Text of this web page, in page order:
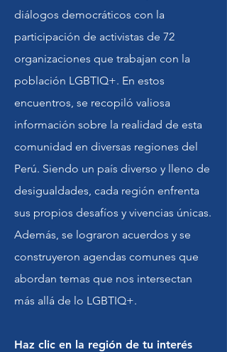
diálogos democráticos con la
participación de activistas de 72
organizaciones que trabajan con la
población LGBTIQ+. En estos
encuentros, se recopiló valiosa
información sobre la realidad de esta
comunidad en diversas regiones del
Perú. Siendo un país diverso y lleno de
desigualdades, cada región enfrenta
sus propios desafíos y vivencias únicas.
Además, se lograron acuerdos y se
construyeron agendas comunes que
abordan temas que nos intersectan
más allá de lo LGBTIQ+.
Haz clic en la región de tu interés